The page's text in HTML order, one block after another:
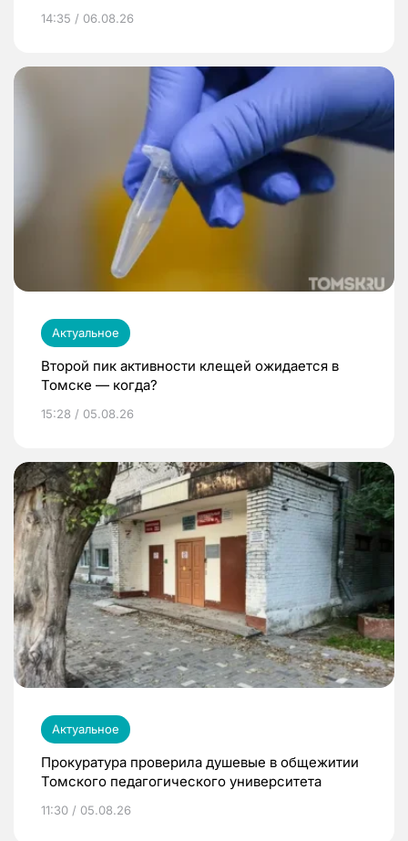
14:35 / 06.08.26
Актуальное
Второй пик активности клещей ожидается в
Томске — когда?
15:28 / 05.08.26
Актуальное
Прокуратура проверила душевые в общежитии
Томского педагогического университета
11:30 / 05.08.26